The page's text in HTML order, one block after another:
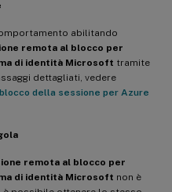
abilitando
remota al blocco per
di identità Microsoft tramite
dettagliati, vedere
della sessione per Azure
remota al blocco per
di identità Microsoft non è